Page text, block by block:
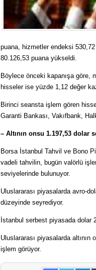
puana, hizmetler endeksi
80.126,53 puana yükseldi.
Böylece önceki kapanışa göre,
hisseler ise yüzde 1,12 değer
Birinci seansta işlem gören
Garanti Bankası, Vakıfbank,
– Altının onsu 1.197,53 dolar
Borsa İstanbul Tahvil ve Bono
vadeli tahvilin, bugün valörlü
seviyelerinde bulunuyor.
Uluslararası piyasalarda avro-
düzeyinde seyrediyor.
İstanbul serbest piyasada dolar
Uluslararası piyasalarda
işlem görüyor.